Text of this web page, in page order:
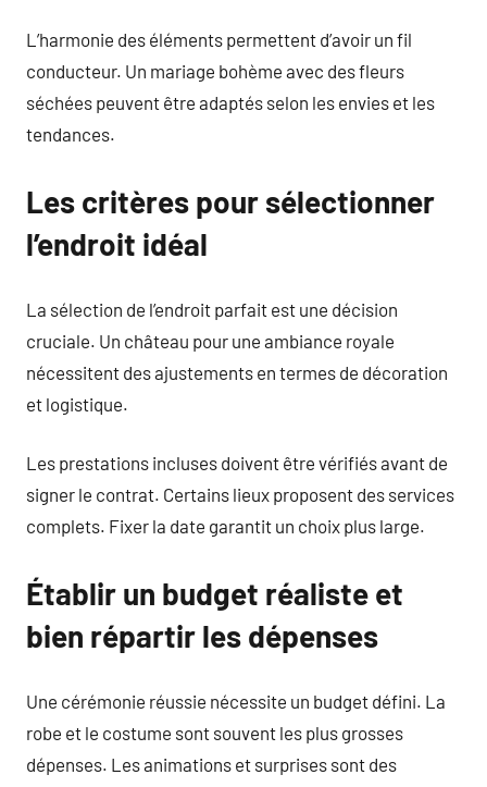
L’harmonie des éléments permettent d’avoir un fil
conducteur. Un mariage bohème avec des fleurs
séchées peuvent être adaptés selon les envies et les
tendances.
Les critères pour sélectionner
l’endroit idéal
La sélection de l’endroit parfait est une décision
cruciale. Un château pour une ambiance royale
nécessitent des ajustements en termes de décoration
et logistique.
Les prestations incluses doivent être vérifiés avant de
signer le contrat. Certains lieux proposent des services
complets. Fixer la date garantit un choix plus large.
Établir un budget réaliste et
bien répartir les dépenses
Une cérémonie réussie nécessite un budget défini. La
robe et le costume sont souvent les plus grosses
dépenses. Les animations et surprises sont des